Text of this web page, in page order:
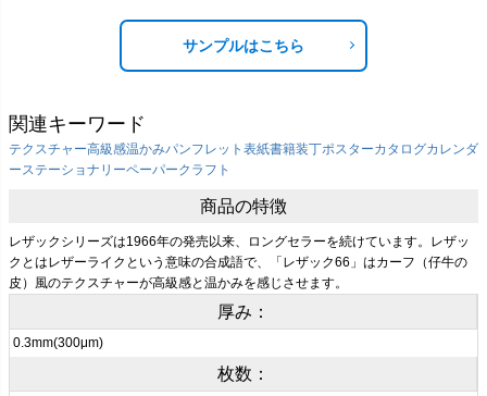
サンプルはこちら
関連キーワード
テクスチャー高級感温かみパンフレット表紙書籍装丁ポスターカタログカレンダ
ーステーショナリーペーパークラフト
商品の特徴
レザックシリーズは1966年の発売以来、ロングセラーを続けています。レザッ
クとはレザーライクという意味の合成語で、「レザック66」はカーフ（仔牛の
皮）風のテクスチャーが高級感と温かみを感じさせます。
厚み：
0.3mm(300μm)
枚数：